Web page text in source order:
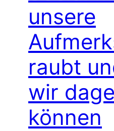
unsere
raubt
wir
können